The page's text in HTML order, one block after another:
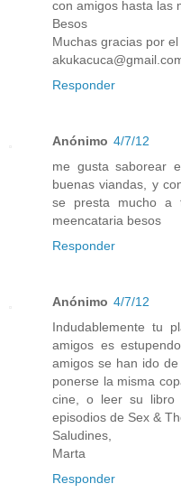
con amigos hasta las
Besos
Muchas gracias por
Responder
Anónimo 4/7/12
me gusta saborear
buenas viandas, y
se presta mucho a
meencataria besos
Responder
Anónimo 4/7/12
Indudablemente tu
amigos es
amigos se han ido
ponerse la misma
cine, o leer su libro
episodios de Sex &
Saludines,
Marta
Responder